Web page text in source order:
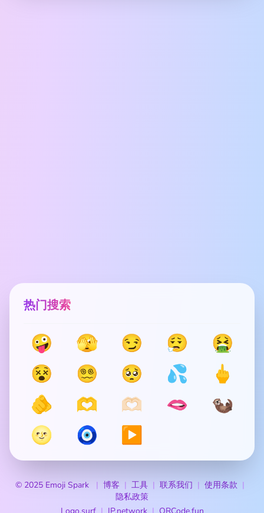
热门搜索
🤪 🫣 😏 😮‍💨
🤮
😵
😵‍💫 🥺 💦
🖕
🫵
🫶 🫶🏻 🫦
🦦
🌝
🧿 ▶️
© 2025 Emoji Spark 博客 工具 联系我们
使用条款
隐私政策